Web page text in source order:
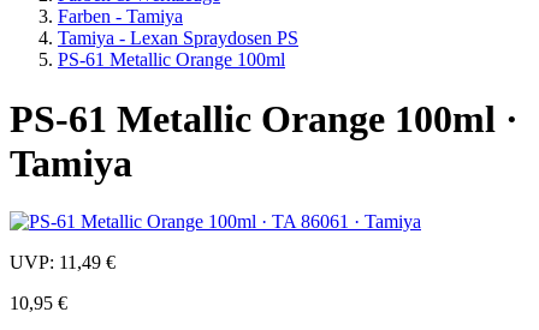
Farben - Tamiya
Tamiya - Lexan Spraydosen PS
PS-61 Metallic Orange 100ml
PS-61 Metallic Orange 100ml ·
Tamiya
UVP: 11,49 €
10,95 €